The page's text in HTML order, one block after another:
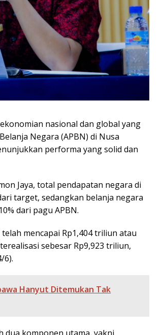
nasional dan global yang
Negara (APBN) di Nusa
performa yang solid dan
Jaya, total pendapatan negara di
target, sedangkan belanja negara
dari pagu APBN.
mencapai Rp1,404 triliun atau
sebesar Rp9,923 triliun,
6).
Hanyut Ditemukan Tak